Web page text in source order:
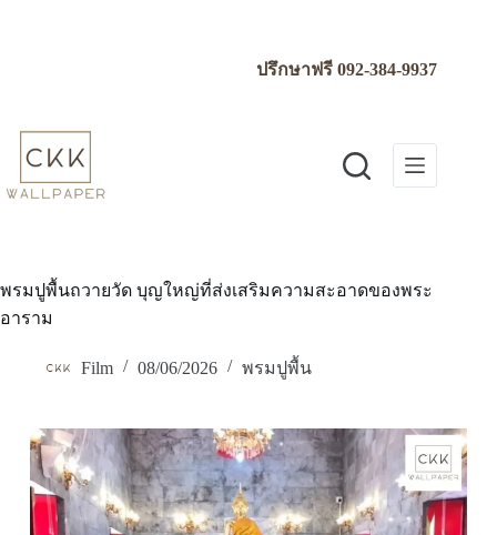
ปรึกษาฟรี092-384-9937
พรมปูพื้นถวายวัด บุญใหญ่ที่ส่งเสริมความสะอาดของพระ
อาราม
Film 08/06/2026 พรมปูพื้น